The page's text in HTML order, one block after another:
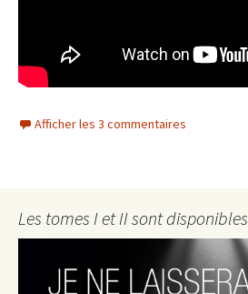
Afficher les 3 commentaires
Les tomes I et II sont disponibles